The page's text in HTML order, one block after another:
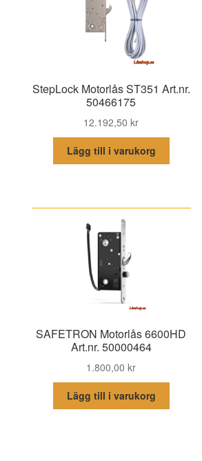
StepLock Motorlås ST351 Art.nr.
50466175
12.192,50kr
Lägg till i varukorg
SAFETRON Motorlås 6600HD
Art.nr. 50000464
1.800,00kr
Lägg till i varukorg